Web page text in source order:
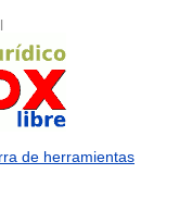
de herramientas